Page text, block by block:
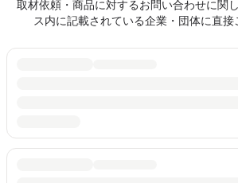
取材依頼・商品に対するお問い合わせに関
ス内に記載されている企業・団体に直接